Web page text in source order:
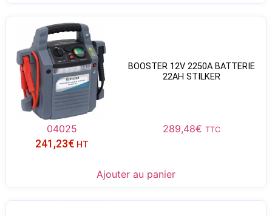
BOOSTER 12V 2250A BATTERIE
22AH STILKER
04025 289,48€ TTC
241,23€ HT
Ajouter au panier